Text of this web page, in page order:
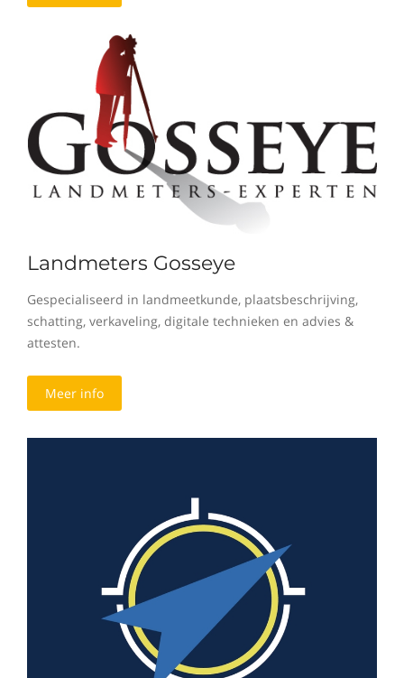
Landmeters Gosseye
Gespecialiseerd in landmeetkunde, plaatsbeschrijving,
schatting, verkaveling, digitale technieken en advies &
attesten.
Meer info